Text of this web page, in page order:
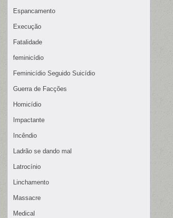
Espancamento
Execução
Fatalidade
feminicídio
Feminicídio Seguido Suicídio
Guerra de Facções
Homicídio
Impactante
Incêndio
Ladrão se dando mal
Latrocínio
Linchamento
Massacre
Medical